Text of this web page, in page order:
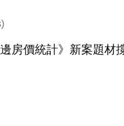
房價統計》新案題材